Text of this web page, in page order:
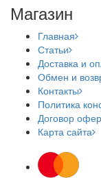
Магазин
Главная
Статьи
Доставка и
Обмен и
Контакты
Политика
Договор
Карта сайта